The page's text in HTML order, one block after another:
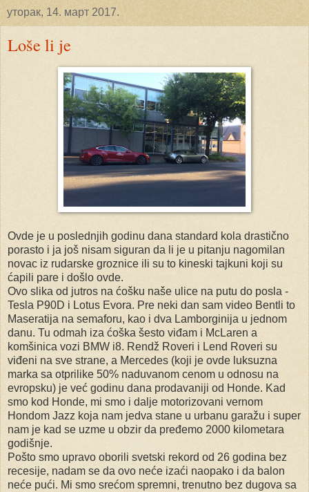
уторак, 14. март 2017.
Loše li je
Ovde je u poslednjih godinu dana standard kola drastično
porasto i ja još nisam siguran da li je u pitanju nagomilan
novac iz rudarske groznice ili su to kineski tajkuni koji su
ćapili pare i došlo ovde.
Ovo slika od jutros na ćošku naše ulice na putu do posla -
Tesla P90D i Lotus Evora. Pre neki dan sam video Bentli to
Maseratija na semaforu, kao i dva Lamborginija u jednom
danu. Tu odmah iza ćoška šesto viđam i McLaren a
komšinica vozi BMW i8. Rendž Roveri i Lend Roveri su
viđeni na sve strane, a Mercedes (koji je ovde luksuzna
marka sa otprilike 50% naduvanom cenom u odnosu na
evropsku) je već godinu dana prodavaniji od Honde. Kad
smo kod Honde, mi smo i dalje motorizovani vernom
Hondom Jazz koja nam jedva stane u urbanu garažu i super
nam je kad se uzme u obzir da pređemo 2000 kilometara
godišnje.
Pošto smo upravo oborili svetski rekord od 26 godina bez
recesije, nadam se da ovo neće izaći naopako i da balon
neće pući. Mi smo srećom spremni, trenutno bez dugova sa